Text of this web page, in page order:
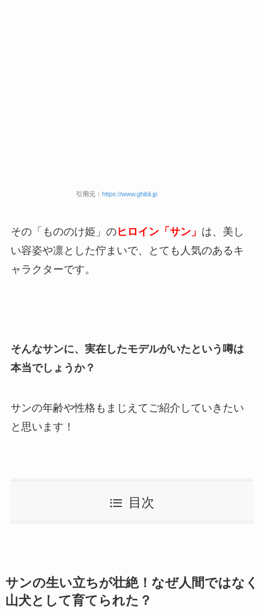
引用元： https://www.ghibli.jp
その「もののけ姫」のヒロイン「サン」 は、美し
い容姿や凛とした佇まいで、とても人気のあるキ
ャラクターです。
そんなサンに、実在したモデルがいたという噂は
本当でしょうか？
サンの年齢や性格もまじえてご紹介していきたい
と思います！
目次
サンの生い立ちが壮絶！なぜ人間ではなく
山犬として育てられた？